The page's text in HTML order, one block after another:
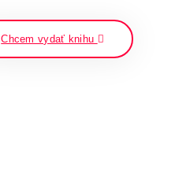
Chcem vydať knihu